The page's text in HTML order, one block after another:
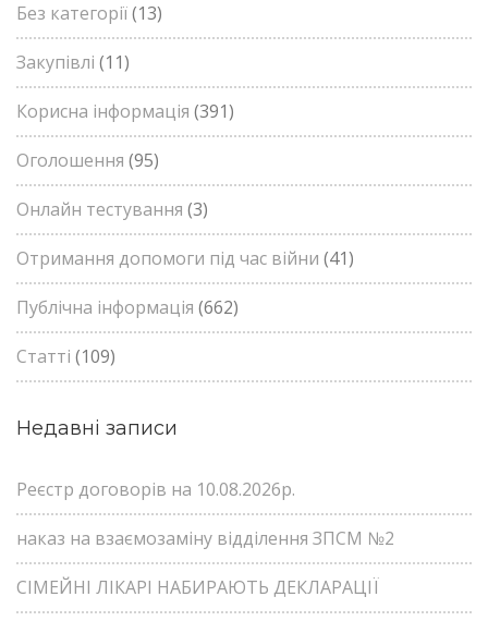
Без категорії(13)
Закупівлі (11)
Корисна інформація (391)
Оголошення (95)
Онлайн тестування (3)
Отримання допомоги під час війни (41)
Публічна інформація (662)
Статті (109)
Недавні записи
Реєстр договорів на 10.08.2026р.
наказ на взаємозаміну відділення ЗПСМ №2
СІМЕЙНІ ЛІКАРІ НАБИРАЮТЬ ДЕКЛАРАЦІЇ